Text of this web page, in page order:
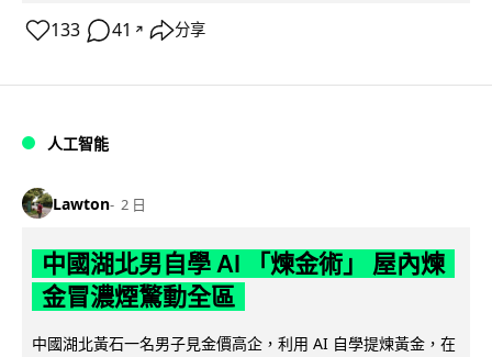
133 41 ↗ 分享
人工智能
Lawton 2 日
中國湖北男自學 AI 「煉金術」 屋內煉
金冒濃煙驚動全區
中國湖北黃石一名男子見金價高企，利用 AI 自學提煉黃金，在